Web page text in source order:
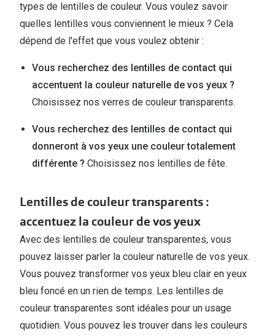
types de lentilles de couleur. Vous voulez savoir
quelles lentilles vous conviennent le mieux ? Cela
dépend de l'effet que vous voulez obtenir :
Vous recherchez des lentilles de contact qui
accentuent la couleur naturelle de vos yeux ?
Choisissez nos verres de couleur transparents.
Vous recherchez des lentilles de contact qui
donneront à vos yeux une couleur totalement
différente ? Choisissez nos lentilles de fête.
Lentilles de couleur transparents :
accentuez la couleur de vos yeux
Avec des lentilles de couleur transparentes, vous
pouvez laisser parler la couleur naturelle de vos yeux.
Vous pouvez transformer vos yeux bleu clair en yeux
bleu foncé en un rien de temps. Les lentilles de
couleur transparentes sont idéales pour un usage
quotidien. Vous pouvez les trouver dans les couleurs